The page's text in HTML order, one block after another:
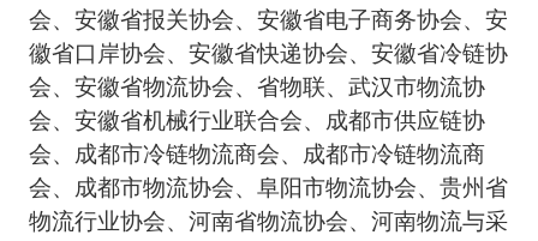
会、安徽省报关协会、安徽省电子商务协会、安
徽省口岸协会、安徽省快递协会、安徽省冷链协
会、安徽省物流协会、省物联、武汉市物流协
会、安徽省机械行业联合会、成都市供应链协
会、成都市冷链物流商会、成都市冷链物流商
会、成都市物流协会、阜阳市物流协会、贵州省
物流行业协会、河南省物流协会、河南物流与采